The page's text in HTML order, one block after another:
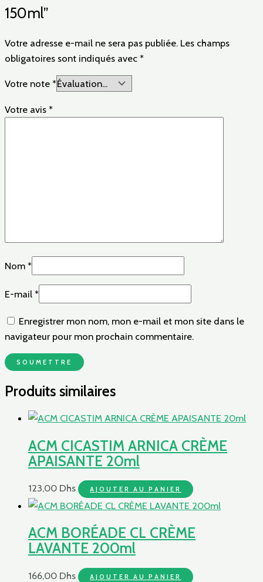
150ml”
Votre adresse e-mail ne sera pas publiée. Les champs
obligatoires sont indiqués avec *
Votre note *
Votre avis *
Nom *
E-mail *
Enregistrer mon nom, mon e-mail et mon site dans le
navigateur pour mon prochain commentaire.
Produits similaires
ACM CICASTIM ARNICA CRÈME
APAISANTE 20ml
123,00 Dhs AJOUTER AU PANIER
ACM BORÉADE CL CRÈME
LAVANTE 200ml
166,00 Dhs AJOUTER AU PANIER